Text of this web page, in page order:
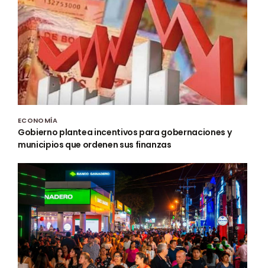
ECONOMÍA
Gobierno plantea incentivos para gobernaciones y
municipios que ordenen sus finanzas